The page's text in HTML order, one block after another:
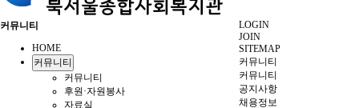
LOGIN
JOIN
SITEMAP
커뮤니티
커뮤니티
공지사항
채용정보
커뮤니티
HOME
커뮤니티
커뮤니티
후원·자원봉사
자료실